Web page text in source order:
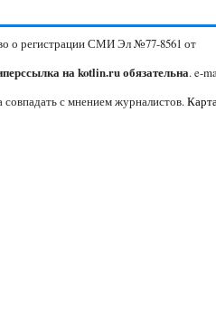
о регистрации СМИ Эл №77-8561 от
на kotlin.ru обязательна. e-
с мнением журналистов.